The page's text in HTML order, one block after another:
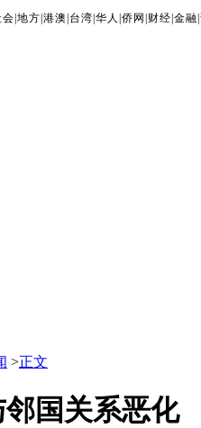
会 |地方 |港澳 台湾 |华人 |侨网 财经 |金融 |
>正文
国关系恶化